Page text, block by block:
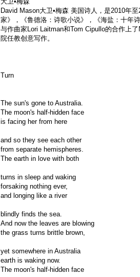
David Mason大卫•梅森 美国诗人，是2010年
家》，《鲁德洛：诗歌小说》，《海盐：十年
与作曲家Lori Laitman和Tom Cipullo的合作上
院任教创意写作。
Turn
The sun's gone to Australia.
The moon's half-hidden face
is facing her from here
and so they see each other
from separate hemispheres.
The earth in love with both
turns in sleep and waking
forsaking nothing ever,
and longing like a river
blindly finds the sea.
And now the leaves are blowing
the grass turns brittle brown,
yet somewhere in Australia
earth is waking now.
The moon's half-hidden face